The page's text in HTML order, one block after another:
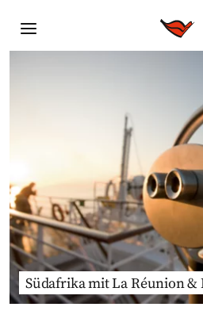
Südafrika mit La Réunion